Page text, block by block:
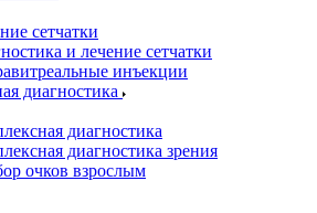
сетчатки
и лечение сетчатки
инъекции
диагностика
диагностика
диагностика зрения
очков взрослым